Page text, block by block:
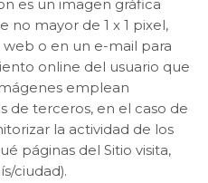
es un imagen gráfica
mayor de 1 x 1 pixel,
o en un e-mail para
online del usuario que
emplean
de terceros, en el caso de
la actividad de los
páginas del Sitio visita,
ciudad).